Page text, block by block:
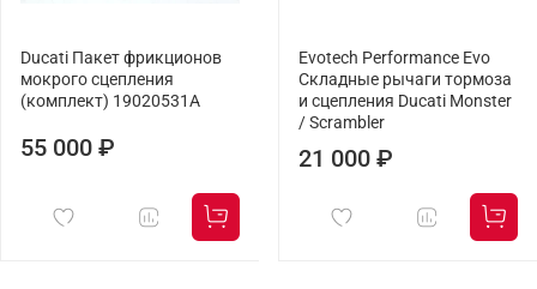
Ducati Пакет фрикционов
мокрого сцепления
(комплект) 19020531A
55 000 ₽
Evotech Performance Evo
Складные рычаги тормоза
и сцепления Ducati Monster
/ Scrambler
21 000 ₽